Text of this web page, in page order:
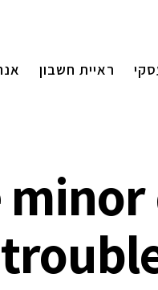
ראיית חשבון